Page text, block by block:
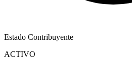
Estado Contribuyente
ACTIVO